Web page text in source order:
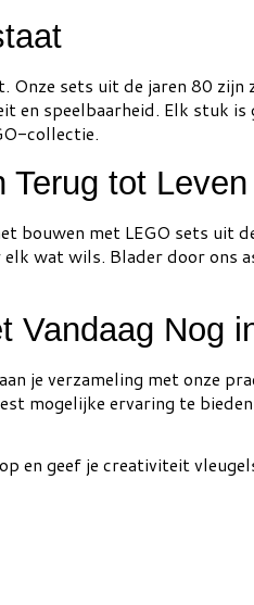
sets uit de jaren 80
speelbaarheid. Elk stuk is
collectie.
Terug tot Leven
bouwen met LEGO sets uit
wat wils. Blader door
Vandaag Nog
je verzameling met onze
mogelijke ervaring te
en geef je creativiteit